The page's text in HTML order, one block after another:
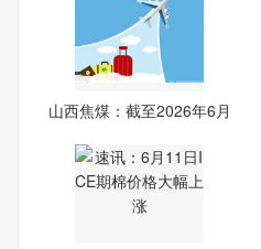
山西焦煤：截至2026年6月